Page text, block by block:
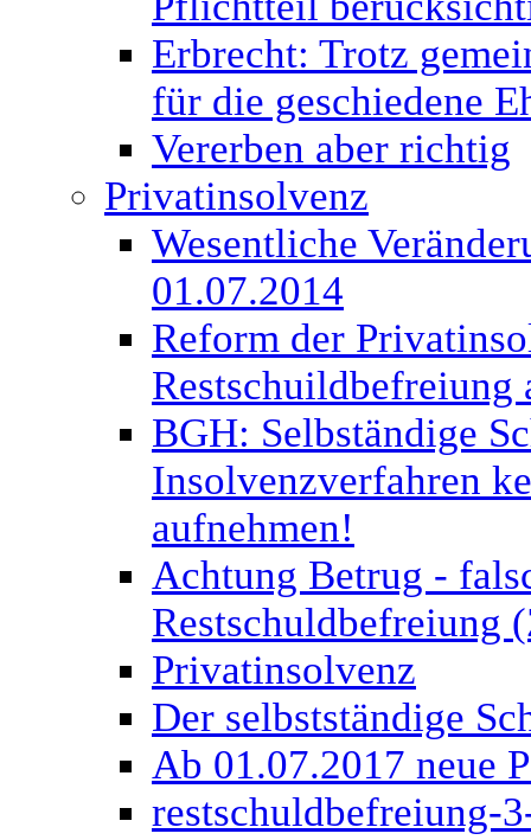
Erbrecht: Trotz
für die geschiedene
Vererben aber richtig
Privatinsolvenz
Wesentliche
01.07.2014
Reform der
Restschuildbefreiung
BGH: Selbständige
Insolvenzverfahren
aufnehmen!
Achtung Betrug -
Restschuldbefreiung
Privatinsolvenz
Der selbstständige
Ab 01.07.2017 neue
restschuldbefreiung-